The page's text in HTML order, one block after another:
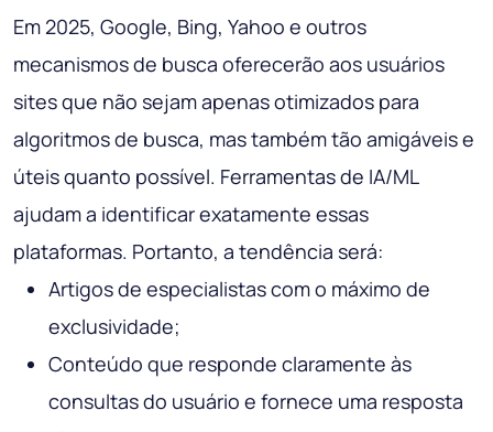
Em 2025, Google, Bing, Yahoo e outros
mecanismos de busca oferecerão aos usuários
sites que não sejam apenas otimizados para
algoritmos de busca, mas também tão amigáveis ​​e
úteis quanto possível. Ferramentas de IA/ML
ajudam a identificar exatamente essas
plataformas. Portanto, a tendência será:
Artigos de especialistas com o máximo de
exclusividade;
Conteúdo que responde claramente às
consultas do usuário e fornece uma resposta